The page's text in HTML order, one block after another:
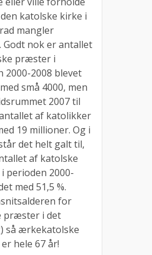
katolske kirke i
mangler
nok er antallet
præster i
2000-2008 blevet
små 4000, men
2007 til
af katolikker
19 millioner. Og i
det helt galt til,
af katolske
perioden 2000-
med 51,5 %.
for
præster i det
så ærkekatolske
hele 67 år!